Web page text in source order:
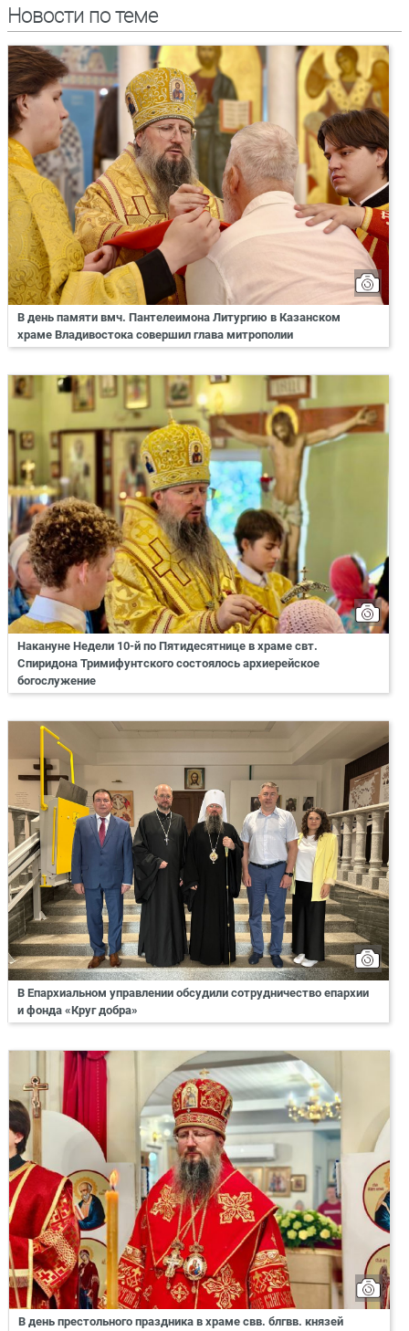
Новости по теме
В день памяти вмч. Пантелеимона Литургию в Казанском
храме Владивостока совершил глава митрополии
Накануне Недели 10-й по Пятидесятнице в храме свт.
Спиридона Тримифунтского состоялось архиерейское
богослужение
В Епархиальном управлении обсудили сотрудничество епархии
и фонда «Круг добра»
В день престольного праздника в храме свв. блгвв. князей